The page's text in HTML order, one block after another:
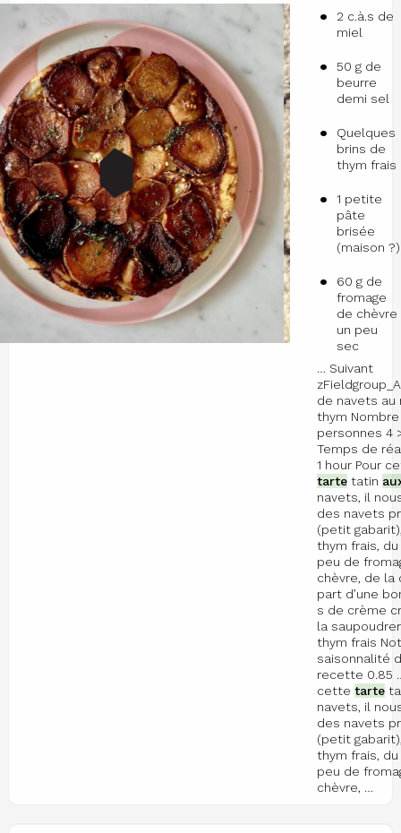
2 c.à.s de
miel
50 g de
beurre
demi sel
Quelques
brins de
thym frais
1 petite
pâte
brisée
(maison ?)
60 g de
fromage
de chèvre
un peu
sec
… Suivant
de navets au
thym
personnes 4
Temps de
1 hour Pour
tartetatin
navets, il
des navets
(petit
thym frais, du
peu de
chèvre, de la
part d’une
s de crème
la
thym frais
saisonnalité
recette 0.85
cette tarte
navets, il
des navets
(petit
thym frais, du
peu de
chèvre, …